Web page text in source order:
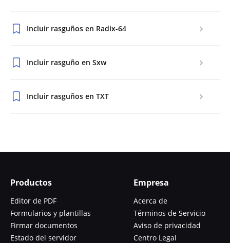
Incluir rasguños en Radix-64
Incluir rasguño en Sxw
Incluir rasguños en TXT
Productos
Editor de PDF
Formularios y plantillas
Firmar documentos
Estado del servidor
Empresa
Acerca de
Términos de Servicio
Aviso de privacidad
Centro Legal